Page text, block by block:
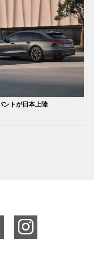
ントが日本上陸